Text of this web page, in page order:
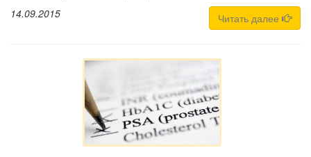
14.09.2015
Читать далее